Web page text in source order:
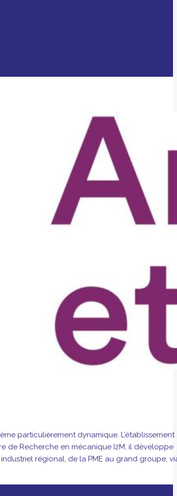
particulièrement dynamique. L’établissement
de Recherche en mécanique I2M, il développe
régional, de la PME au grand groupe,